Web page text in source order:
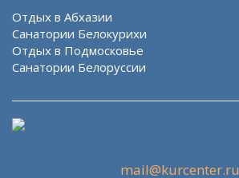
Отдых в Абхазии
Санатории Белокурихи
Отдых в Подмосковье
Санатории Белоруссии
mail@kurcenter.ru